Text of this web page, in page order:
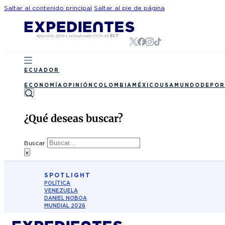
Saltar al contenido principal Saltar al pie de página
agosto 8, 2026 | Actualizado 15:31:45 ECT
ECUADOR
ECONOMÍA OPINIÓN COLOMBIA MÉXICO USA MUNDO
¿Qué deseas buscar?
Buscar
×
SPOTLIGHT
POLÍTICA
VENEZUELA
DANIEL NOBOA
MUNDIAL 2026